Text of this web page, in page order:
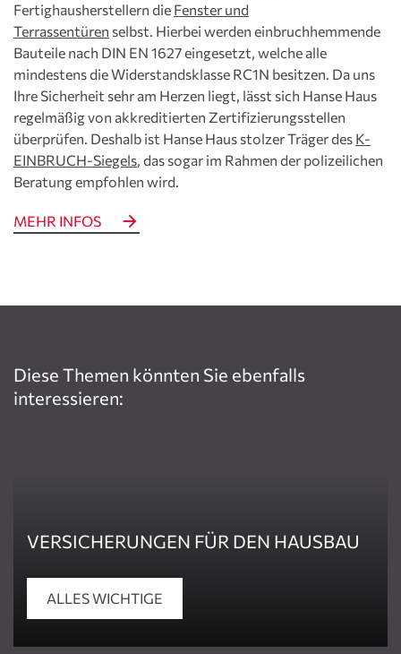
Fertighausherstellern die Fenster und
Terrassentüren selbst. Hierbei werden einbruchhemmende
Bauteile nach DIN EN 1627 eingesetzt, welche alle
mindestens die Widerstandsklasse RC1N besitzen. Da uns
Ihre Sicherheit sehr am Herzen liegt, lässt sich Hanse Haus
regelmäßig von akkreditierten Zertifizierungsstellen
überprüfen. Deshalb ist Hanse Haus stolzer Träger des K-
EINBRUCH-Siegels, das sogar im Rahmen der polizeilichen
Beratung empfohlen wird.
MEHR INFOS
Diese Themen könnten Sie ebenfalls
interessieren:
VERSICHERUNGEN FÜR DEN HAUSBAU
ALLES WICHTIGE